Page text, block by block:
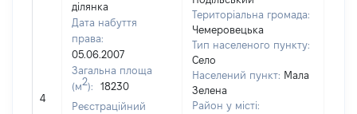
4
ділянка
Дата набуття
права:
05.06.2007
Загальна площа
(м2):
18230
Реєстраційний
Територіальна громада:
Чемеровецька
Тип населеного пункту:
Село
Населений пункт: Мала
Зелена
Район у місті: